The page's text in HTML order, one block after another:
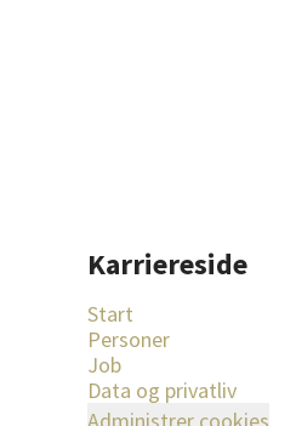
Karriereside
Start
Personer
Job
Data og privatliv